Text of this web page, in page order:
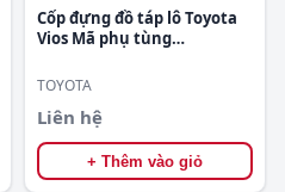
Cốp đựng đồ táp lô Toyota
Vios Mã phụ tùng
TOYOTA
Liên hệ
+ Thêm vào giỏ